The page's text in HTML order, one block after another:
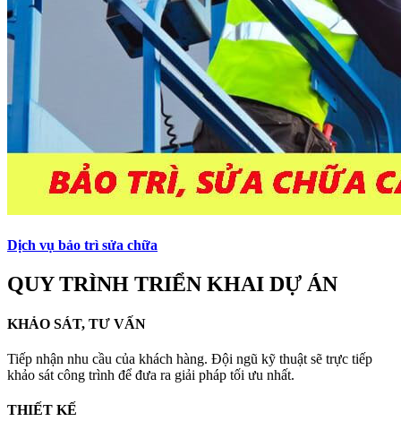
Dịch vụ bảo trì sửa chữa
QUY TRÌNH TRIỂN KHAI DỰ ÁN
KHẢO SÁT, TƯ VẤN
Tiếp nhận nhu cầu của khách hàng. Đội ngũ kỹ thuật sẽ trực tiếp
khảo sát công trình để đưa ra giải pháp tối ưu nhất.
THIẾT KẾ